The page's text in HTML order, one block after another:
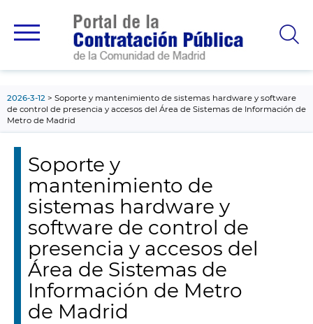
principal
2026-3-12
Soporte y mantenimiento de sistemas hardware y software
de control de presencia y accesos del Área de Sistemas de Información de
Metro de Madrid
Soporte y
mantenimiento de
sistemas hardware y
software de control de
presencia y accesos del
Área de Sistemas de
Información de Metro
de Madrid